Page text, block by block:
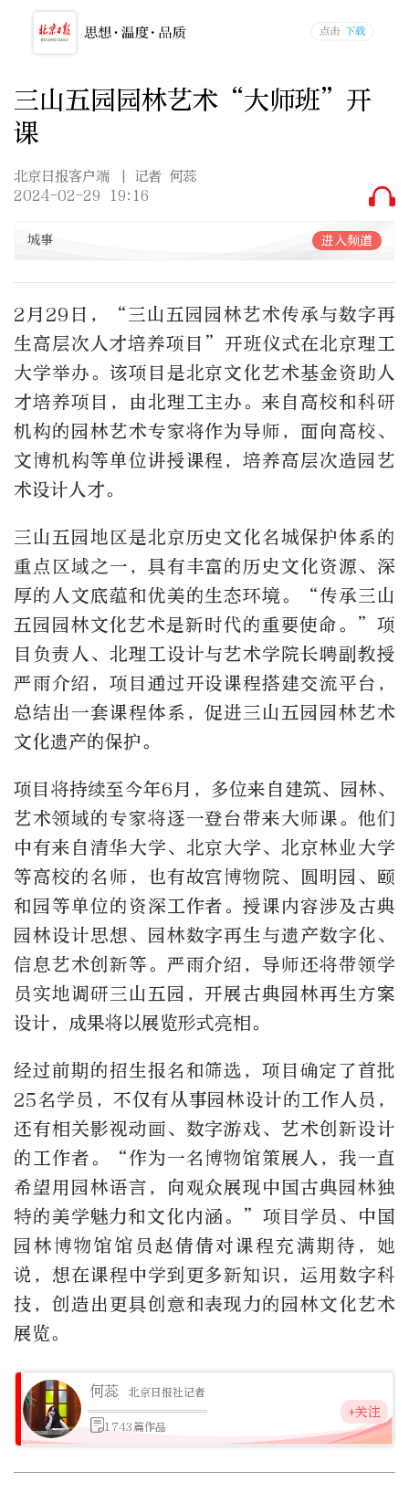
三山五园园林艺术“大师班”开
课
北京日报客户端
| 记者 何蕊
2024-02-29 19:16
城事 进入频道
2月29日，“三山五园园林艺术传承与数字再
生高层次人才培养项目”开班仪式在北京理工
大学举办。该项目是北京文化艺术基金资助人
才培养项目，由北理工主办。来自高校和科研
机构的园林艺术专家将作为导师，面向高校、
文博机构等单位讲授课程，培养高层次造园艺
术设计人才。
三山五园地区是北京历史文化名城保护体系的
重点区域之一，具有丰富的历史文化资源、深
厚的人文底蕴和优美的生态环境。“传承三山
五园园林文化艺术是新时代的重要使命。”项
目负责人、北理工设计与艺术学院长聘副教授
严雨介绍，项目通过开设课程搭建交流平台，
总结出一套课程体系，促进三山五园园林艺术
文化遗产的保护。
项目将持续至今年6月，多位来自建筑、园林、
艺术领域的专家将逐一登台带来大师课。他们
中有来自清华大学、北京大学、北京林业大学
等高校的名师，也有故宫博物院、圆明园、颐
和园等单位的资深工作者。授课内容涉及古典
园林设计思想、园林数字再生与遗产数字化、
信息艺术创新等。严雨介绍，导师还将带领学
员实地调研三山五园，开展古典园林再生方案
设计，成果将以展览形式亮相。
经过前期的招生报名和筛选，项目确定了首批
25名学员，不仅有从事园林设计的工作人员，
还有相关影视动画、数字游戏、艺术创新设计
的工作者。“作为一名博物馆策展人，我一直
希望用园林语言，向观众展现中国古典园林独
特的美学魅力和文化内涵。”项目学员、中国
园林博物馆馆员赵倩倩对课程充满期待，她
说，想在课程中学到更多新知识，运用数字科
技，创造出更具创意和表现力的园林文化艺术
展览。
何蕊 北京日报社记者
1743篇作品
+关注